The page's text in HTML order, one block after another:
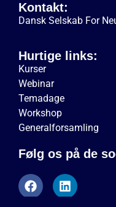
Kontakt:
Dansk Selskab For
Hurtige links:
Kurser
Webinar
Temadage
Workshop
Generalforsamling
Følg os på de